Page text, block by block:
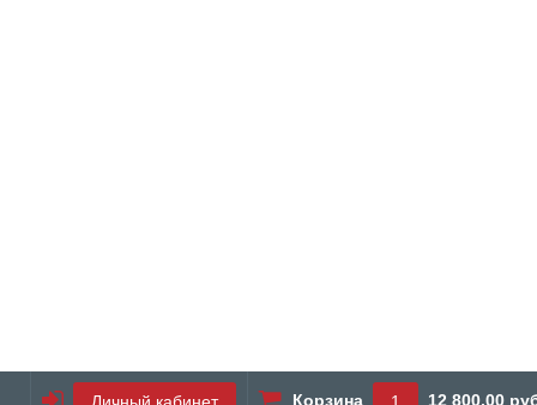
Корзина 12 800.00